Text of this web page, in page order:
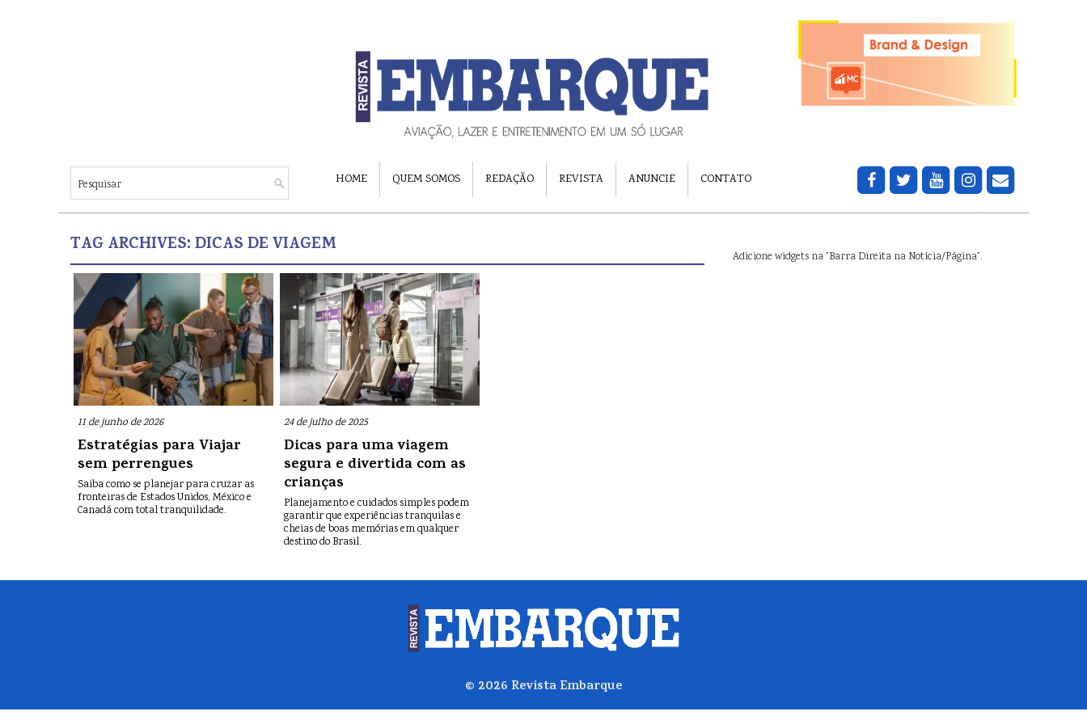
HOME QUEM SOMOS REDAÇÃO REVISTA ANUNCIE CONTATO
TAG ARCHIVES:DICAS DE VIAGEM
11 de junho de 2026
Estratégias para Viajar
sem perrengues
Saiba como se planejar para cruzar as
fronteiras de Estados Unidos, México e
Canadá com total tranquilidade.
24 de julho de 2025
Dicas para uma viagem
segura e divertida com as
crianças
Planejamento e cuidados simples podem
garantir que experiências tranquilas e
cheias de boas memórias em qualquer
destino do Brasil.
Adicione widgets na "Barra Direita na Notícia/Página".
© 2026 Revista Embarque